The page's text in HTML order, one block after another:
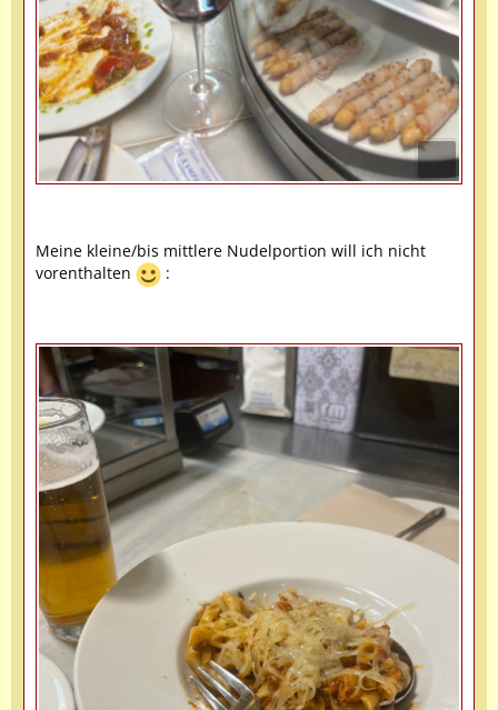
Meine kleine/bis mittlere Nudelportion will ich nicht
vorenthalten
: